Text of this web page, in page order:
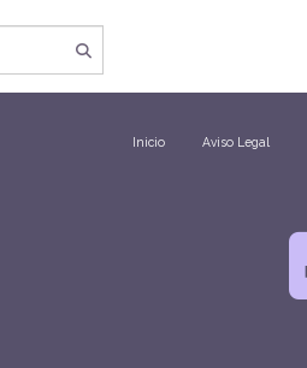
Inicio Aviso Legal